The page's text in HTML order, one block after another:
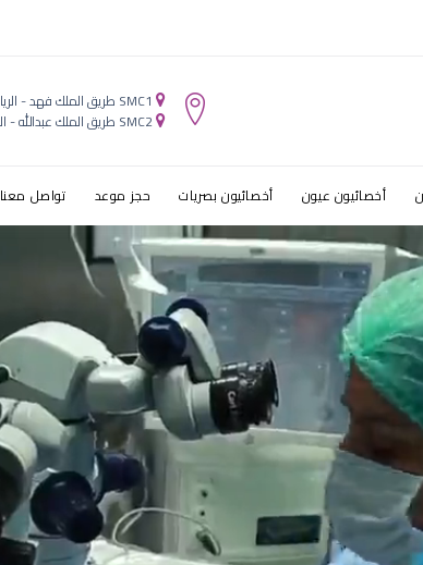
بالخرج
SMC1 طريق الملك فهد - الرياض
SMC2 طريق الملك عبدالله - الرياض
أخصائيون عيون أخصائيون بصريات حجز موعد تواصل معنا